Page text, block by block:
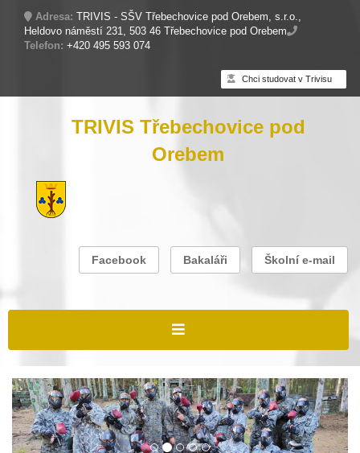
Adresa: TRIVIS - SŠV Třebechovice pod Orebem, s.r.o.,
Heldovo náměstí 231, 503 46 Třebechovice pod Orebem
Telefon: +420 495 593 074
Chci studovat v Trivisu
TRIVIS Třebechovice pod
Orebem
Facebook Bakaláři Školní e-mail